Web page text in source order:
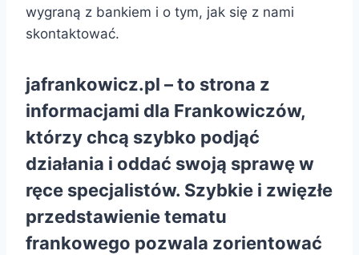
wygraną z bankiem i o tym, jak się z nami
skontaktować.
jafrankowicz.pl – to strona z
informacjami dla Frankowiczów,
którzy chcą szybko podjąć
działania i oddać swoją sprawę w
ręce specjalistów. Szybkie i zwięzłe
przedstawienie tematu
frankowego pozwala zorientować